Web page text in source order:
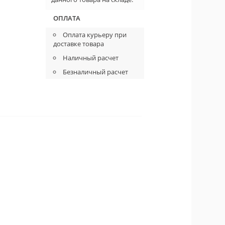
ОПЛАТА
Оплата курьеру при
доставке товара
Наличный расчет
Безналичный расчет